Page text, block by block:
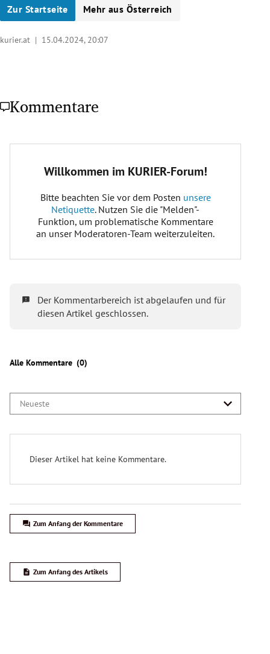
Zur Startseite Mehr aus Österreich
kurier.at | 15.04.2024, 20:07
Kommentare